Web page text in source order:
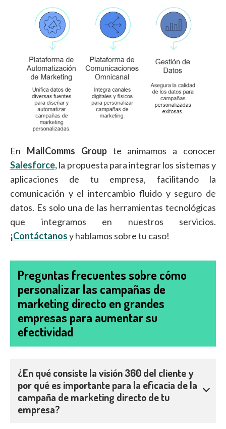
En MailComms Groupte animamos a conocer
Salesforce,la propuesta para integrar los sistemas y
aplicaciones de tu empresa, facilitando la
comunicación y el intercambio fluido y seguro de
datos. Es solo una de las herramientas tecnológicas
que integramos en nuestros servicios.
¡Contáctanosy hablamos sobre tu caso!
Preguntas frecuentes sobre cómo
personalizar las campañas de
marketing directo en grandes
empresas para aumentar su
efectividad
¿En qué consiste la visión 360 del cliente y
por qué es importante para la eficacia de la
campaña de marketing directo de tu
empresa?